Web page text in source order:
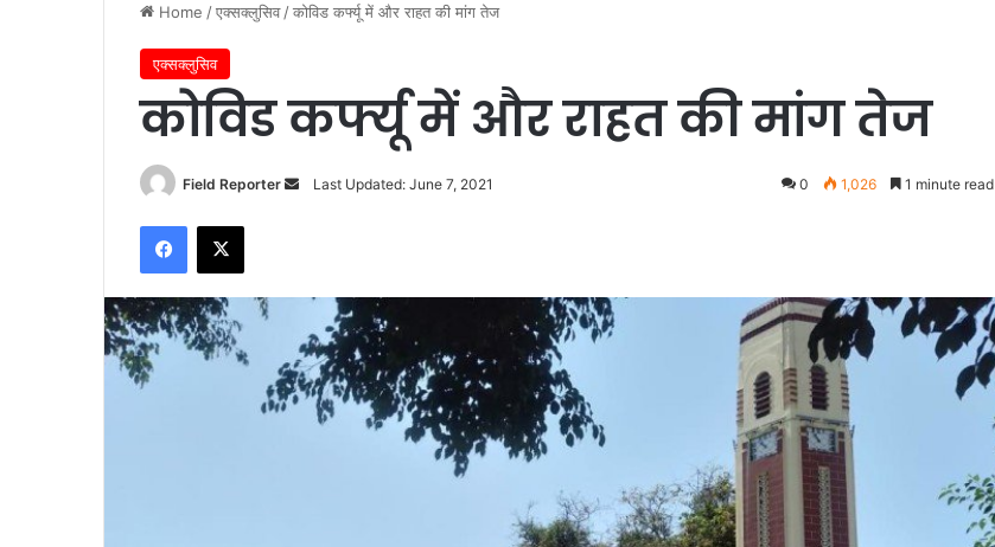
Home /एक्सक्लुसिव /कोविड कर्फ्यू में और राहत की मांग तेज
एक्सक्लुसिव
कोविड कर्फ्यू में और राहत की मांग तेज
Field Reporter
SendLast Updated: June 7, 2021 0 1,026 1 minute read
Facebook
X